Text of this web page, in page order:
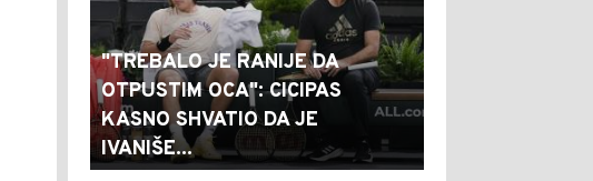
"TREBALO JE RANIJE DA
OTPUSTIM OCA": CICIPAS
KASNO SHVATIO DA JE
IVANIŠE...